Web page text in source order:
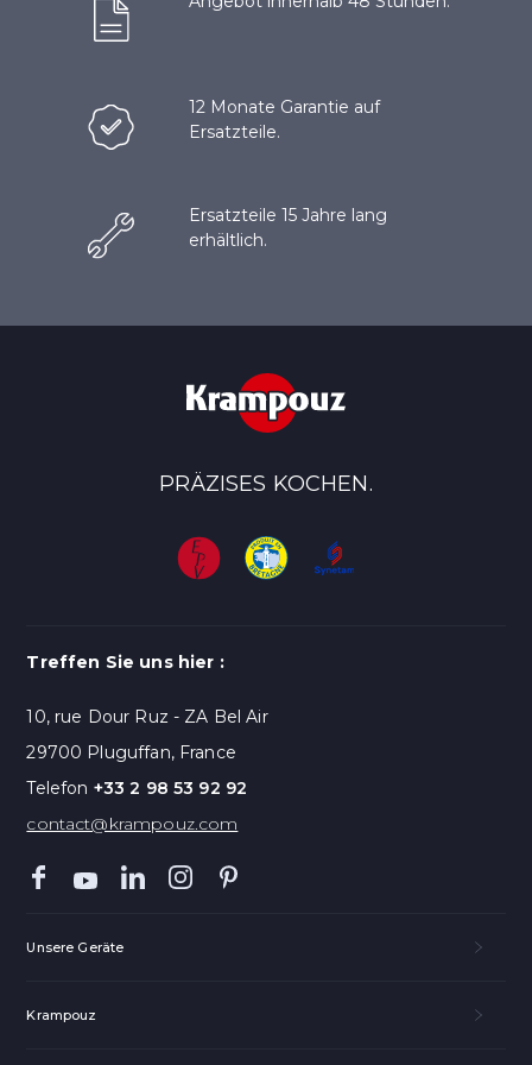
12 Monate Garantie auf
Ersatzteile.
Ersatzteile 15 Jahre lang
erhältlich.
PRÄZISES KOCHEN.
Treffen Sie uns hier :
10, rue Dour Ruz - ZA Bel Air
29700 Pluguffan, France
Telefon +33 2 98 53 92 92
contact@krampouz.com
Unsere Geräte
Krampouz